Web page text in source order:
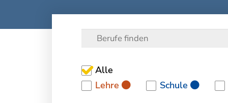
Alle
Lehre
Schule